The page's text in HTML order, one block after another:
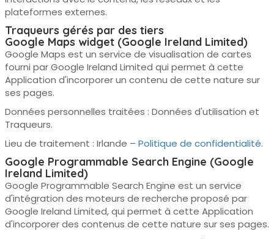
plateformes externes.
Traqueurs gérés par des tiers
Google Maps widget (Google Ireland Limited)
Google Maps est un service de visualisation de cartes
fourni par Google Ireland Limited qui permet à cette
Application d'incorporer un contenu de cette nature sur
ses pages.
Données personnelles traitées : Données d'utilisation et
Traqueurs.
Lieu de traitement : Irlande – Politique de confidentialité.
Google Programmable Search Engine (Google
Ireland Limited)
Google Programmable Search Engine est un service
d'intégration des moteurs de recherche proposé par
Google Ireland Limited, qui permet à cette Application
d'incorporer des contenus de cette nature sur ses pages.